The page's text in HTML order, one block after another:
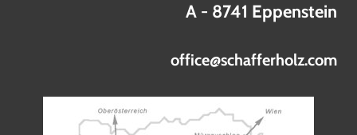
A - 8741 Eppenstein
office@schafferholz.com